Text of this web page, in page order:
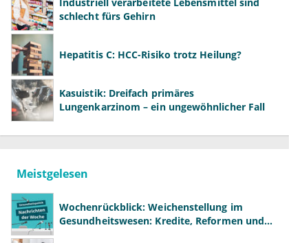
schlecht fürs Gehirn
Hepatitis C: HCC-Risiko trotz Heilung?
Kasuistik: Dreifach primäres
Lungenkarzinom – ein ungewöhnlicher Fall
Meistgelesen
Wochenrückblick: Weichenstellung im
Gesundheitswesen: Kredite, Reformen und